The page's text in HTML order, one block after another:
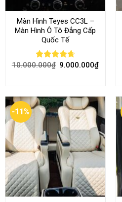
Màn Hình Teyes CC3L –
Màn Hình Ô Tô Đẳng Cấp
Quốc Tế
Rated 4.68
10.000.000₫ 9.000.000₫
-11%